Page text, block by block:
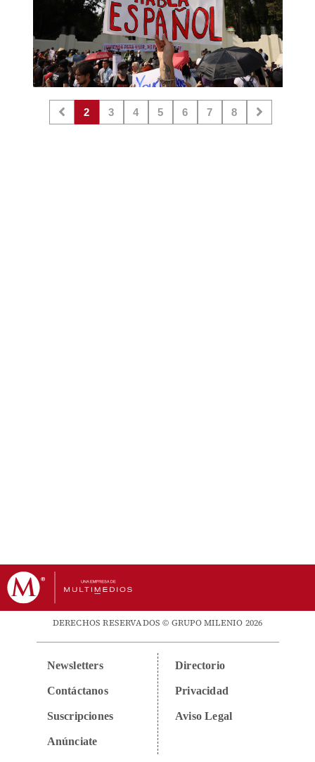
2 3 4 5 6 7 8
DERECHOS RESERVADOS © GRUPO MILENIO 2026
Newsletters
Contáctanos
Suscripciones
Anúnciate
Directorio
Privacidad
Aviso Legal